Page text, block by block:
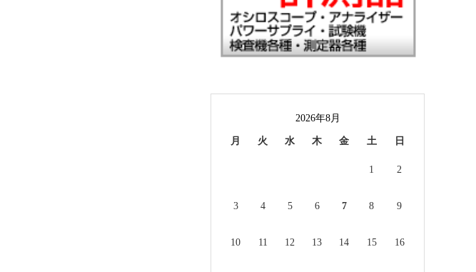
2026年8月
月 火 水 木 金 土 日
1 2
3 4 5 6 7 8 9
10 11 12 13 14 15 16